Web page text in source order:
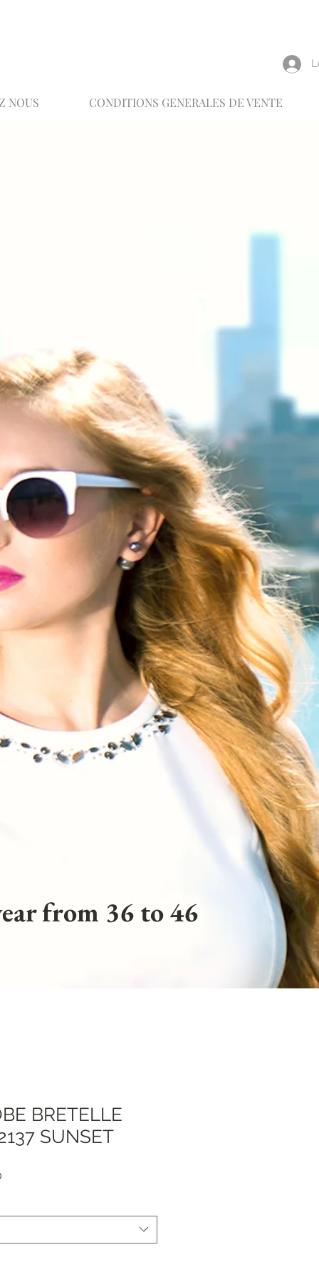
NOUS CONDITIONS GENERALES DE VENTE
from 36 to 46
BRETELLE
SUNSET